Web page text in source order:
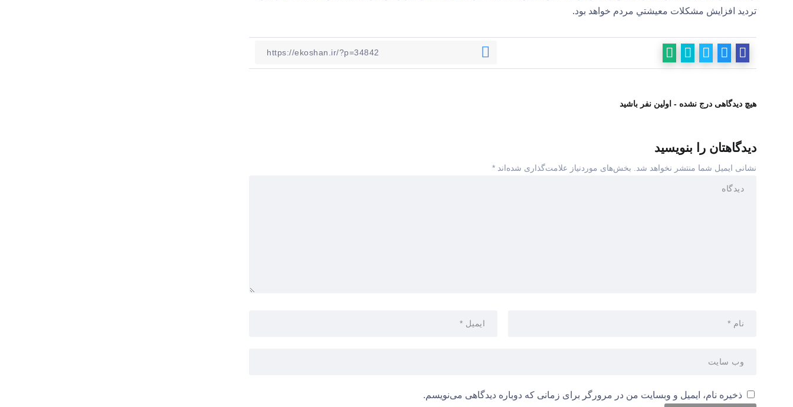
ترديد افزايش مشكلات معيشتي مردم خواهد بود.
هیچ دیدگاهی درج نشده - اولین نفر باشید
دیدگاهتان را بنویسید
نشانی ایمیل شما منتشر نخواهد شد. بخش‌های موردنیاز علامت‌گذاری شده‌اند *
ذخیره نام، ایمیل و وبسایت من در مرورگر برای زمانی که دوباره دیدگاهی می‌نویسم.